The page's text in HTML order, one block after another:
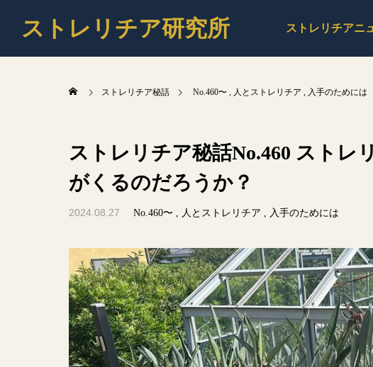
ストレリチア研究所 ストレリチアニ
ストレリチア秘話 No.460〜 人とストレリチア 入手のためには
ストレリチア秘話No.460 ストレ
がくるのだろうか？
2024.08.27 No.460〜 人とストレリチア 入手のためには